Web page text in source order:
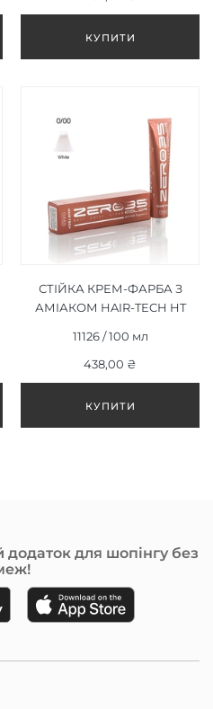
DARK BLONDE 100ML
СТІЙКА КРЕМ-ФАРБА З
АМІАКОМ HAIR-TECH HT
МЛ
11126 / 100 мл
438,00 ₴
для шопінгу без